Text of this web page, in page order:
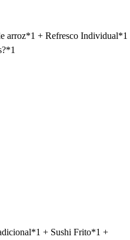
arroz*1 + Refresco Individual*1
+ Sushi Frito*1 +